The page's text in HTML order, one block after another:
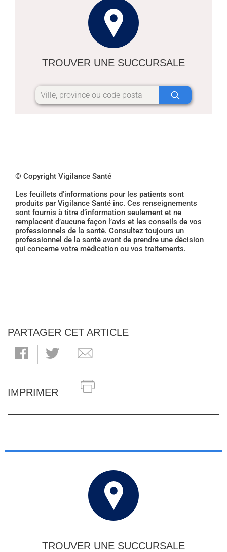
TROUVER UNE SUCCURSALE
© Copyright Vigilance Santé
Les feuillets d'informations pour les patients sont
produits par Vigilance Santé inc. Ces renseignements
sont fournis à titre d’information seulement et ne
remplacent d’aucune façon l’avis et les conseils de vos
professionnels de la santé. Consultez toujours un
professionnel de la santé avant de prendre une décision
qui concerne votre médication ou vos traitements.
PARTAGER CET ARTICLE
IMPRIMER
TROUVER UNE SUCCURSALE